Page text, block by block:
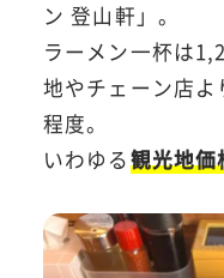
ン 登山軒」。
ラーメン一杯は
地やチェーン店よ
程度。
いわゆる観光地